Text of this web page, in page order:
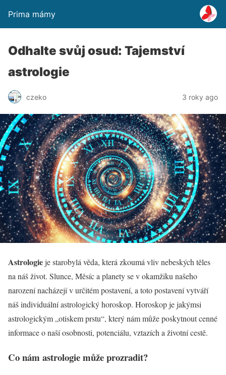
Prima mámy
Odhalte svůj osud: Tajemství
astrologie
czeko 3 roky ago
Astrologieje starobylá věda, která zkoumá vliv nebeských těles
na náš život. Slunce, Měsíc a planety se v okamžiku našeho
narození nacházejí v určitém postavení, a toto postavení vytváří
náš individuální astrologický horoskop. Horoskop je jakýmsi
astrologickým „otiskem prstu“, který nám může poskytnout cenné
informace o naší osobnosti, potenciálu, vztazích a životní cestě.
Co nám astrologie může prozradit?